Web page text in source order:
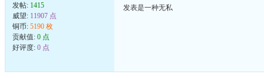
发帖: 1415
威望: 11907 点
铜币: 5190 枚
贡献值: 0 点
好评度: 0 点
发表是一种无私